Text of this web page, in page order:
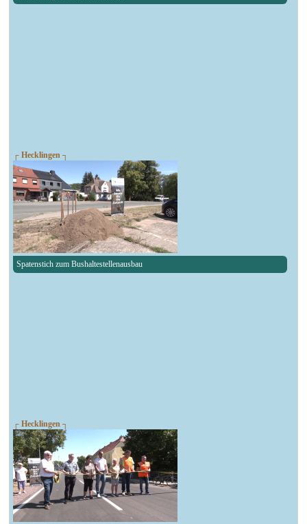
┌ Hecklingen ┐
Spatenstich zum Bushaltestellenausbau
┌ Hecklingen ┐